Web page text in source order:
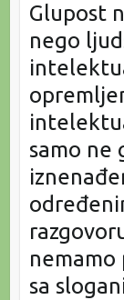
Glupost
nego
samo ne
nemamo
sa